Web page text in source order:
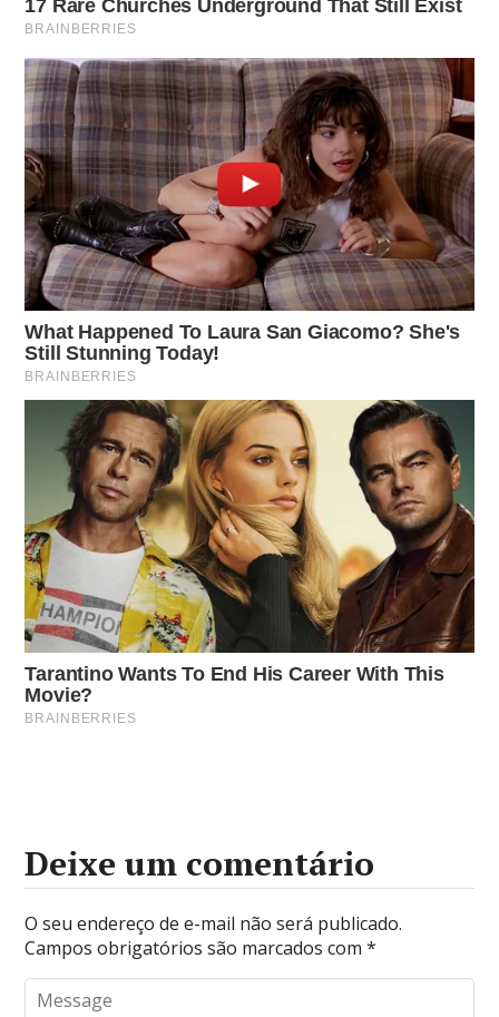
Deixe um comentário
O seu endereço de e-mail não será publicado.
Campos obrigatórios são marcados com*